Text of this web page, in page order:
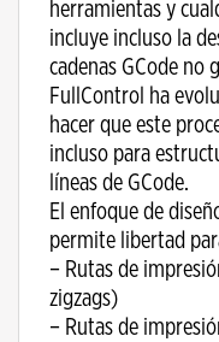
herramientas y
incluye incluso la
cadenas GCode no
FullControl ha
hacer que este
incluso para
líneas de GCode.
El enfoque de
permite libertad
– Rutas de
zigzags)
– Rutas de